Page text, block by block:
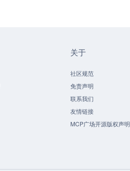
关于
社区规范
免责声明
联系我们
友情链接
MCP广场开源版权声明